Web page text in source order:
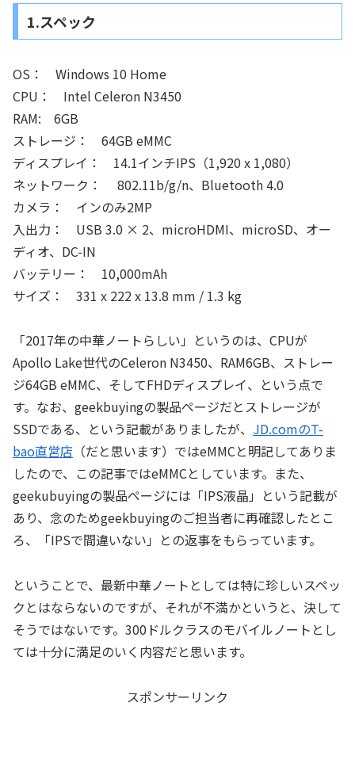
1.スペック
OS： Windows 10 Home
CPU： Intel Celeron N3450
RAM: 6GB
ストレージ： 64GB eMMC
ディスプレイ： 14.1インチIPS（1,920 x 1,080）
ネットワーク： 802.11b/g/n、Bluetooth 4.0
カメラ： インのみ2MP
入出力： USB 3.0 × 2、microHDMI、microSD、オー
ディオ、DC-IN
バッテリー： 10,000mAh
サイズ： 331 x 222 x 13.8 mm / 1.3 kg
「2017年の中華ノートらしい」というのは、CPUが
Apollo Lake世代のCeleron N3450、RAM6GB、ストレー
ジ64GB eMMC、そしてFHDディスプレイ、という点で
す。なお、geekbuyingの製品ページだとストレージが
SSDである、という記載がありましたが、 JD.comのT-
bao直営店 （だと思います）ではeMMCと明記してありま
したので、この記事ではeMMCとしています。また、
geekubuyingの製品ページには「IPS液晶」という記載が
あり、念のためgeekbuyingのご担当者に再確認したとこ
ろ、「IPSで間違いない」との返事をもらっています。
ということで、最新中華ノートとしては特に珍しいスペッ
クとはならないのですが、それが不満かというと、決して
そうではないです。300ドルクラスのモバイルノートとし
ては十分に満足のいく内容だと思います。
スポンサーリンク